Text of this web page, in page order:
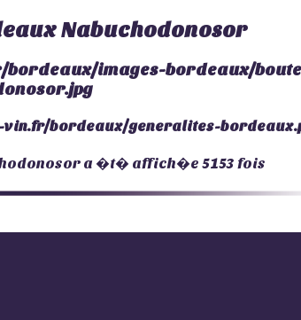
images-bordeaux/
bordeaux/generalites-
a �t� affich�e 5153 fois